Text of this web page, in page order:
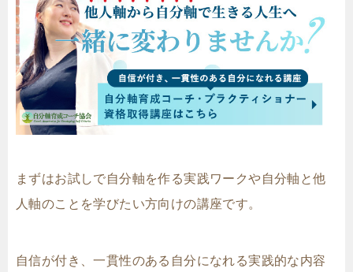
まずはお試しで自分軸を作る実践ワークや自分軸と他
人軸のことを学びたい方向けの講座です。
自信が付き、一貫性のある自分になれる実践的な内容